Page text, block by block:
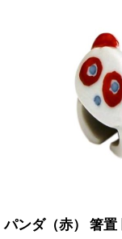
パンダ（赤） 箸置